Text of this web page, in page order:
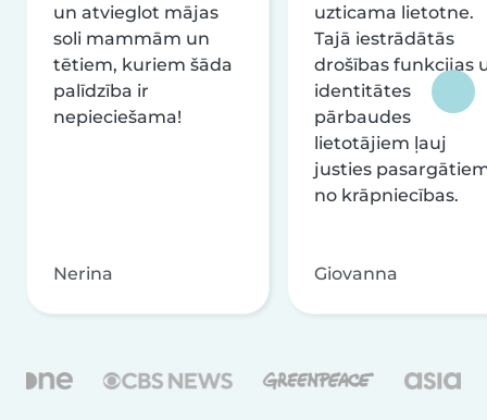
un atvieglot mājas
soli mammām un
tētiem, kuriem šāda
palīdzība ir
nepieciešama!
Nerina
uzticama lietotne.
Tajā iestrādātās
drošības funkcijas
identitātes
pārbaudes
lietotājiem ļauj
justies
no krāpniecības.
Giovanna